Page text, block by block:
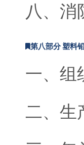
八、消
第八部分 塑料
一、组
二、生